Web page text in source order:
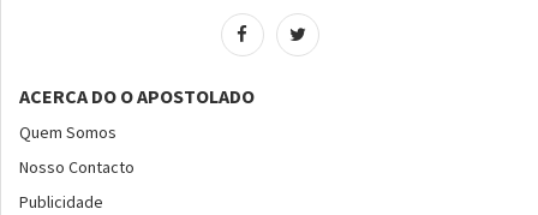
ACERCA DO O APOSTOLADO
Quem Somos
Nosso Contacto
Publicidade